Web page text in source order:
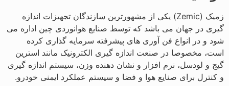
زمیک ((Zemic یکی از مشهورترین سازندگان تجهیزات اندازه
گیری در جهان می باشد که توسط صنایع هوانوردی چین اداره می
شود و در انواع فن آوری های پیشرفته سرمایه گذاری کرده
است، مخصوصا در صنعت اندازه گیری الکترونیک مانند استرین
گیج و لودسل، نرم افزار و نشان دهنده وزن، سیستم اندازه گیری
و کنترل برای صنایع هوا و فضا و سیستم عملکرد ایمنی خودرو.